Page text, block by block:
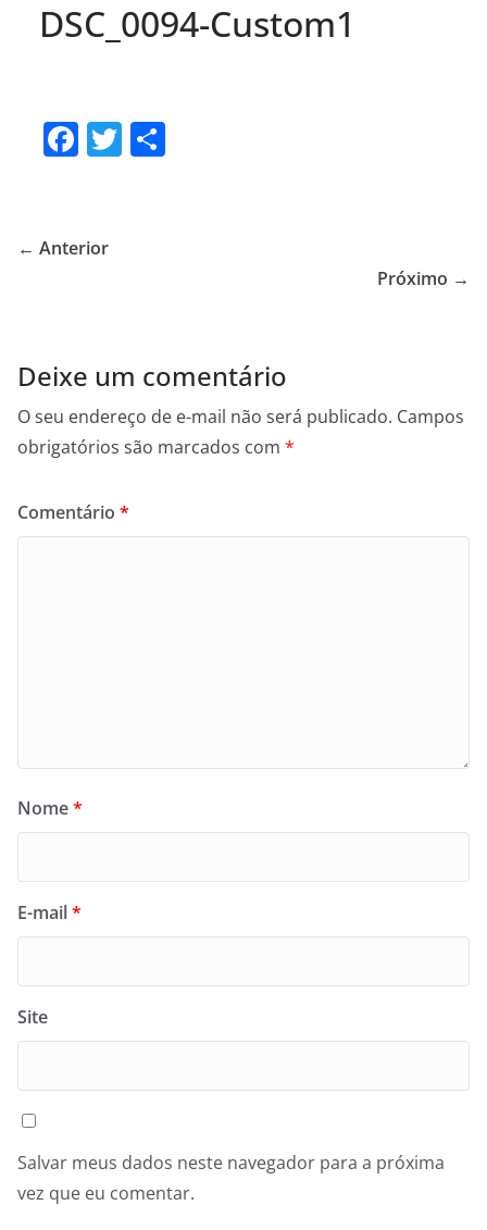
DSC_0094-Custom1
F
e
k
T
← Anterior
Próximo →
Deixe um comentário
O seu endereço de e-mail não será publicado. Campos
obrigatórios são marcados com *
Comentário *
Nome*
E-mail*
Site
Salvar meus dados neste navegador para a próxima
vez que eu comentar.